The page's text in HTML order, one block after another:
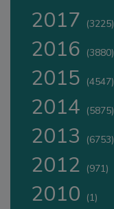
2017 (3225)
2016 (3880)
2015 (4547)
2014 (5875)
2013 (6753)
2012 (971)
2010 (1)